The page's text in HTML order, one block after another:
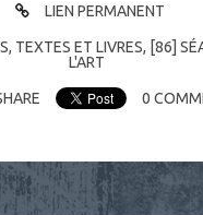
LIEN PERMANENT
, TEXTES ET LIVRES, [86]
L'ART
0